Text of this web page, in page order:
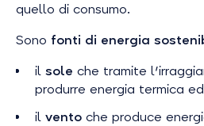
quello di consumo.
Sono fonti di energia
il sole che tramite
produrre energia termica
il vento che produce